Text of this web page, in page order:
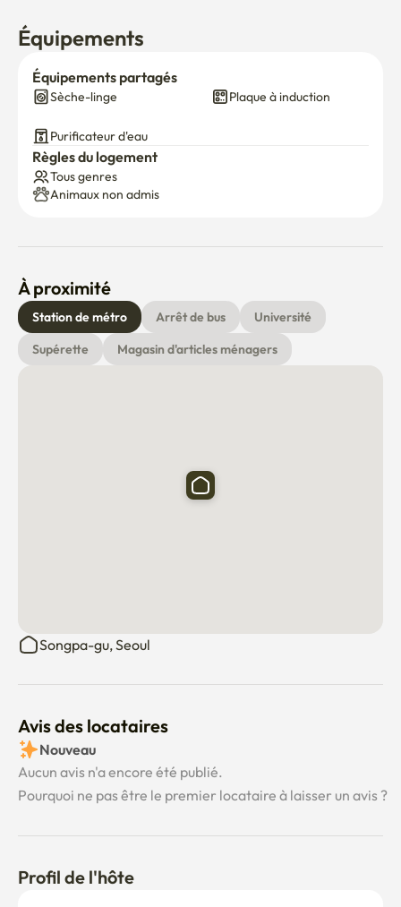
Équipements
Équipements partagés
Sèche-linge Plaque à induction
Purificateur d'eau
Règles du logement
Tous genres
Animaux non admis
À proximité
Station de métro Arrêt de bus
Université
Supérette
Magasin d'articles ménagers
Songpa-gu, Seoul
Avis des locataires
Nouveau
Aucun avis n'a encore été publié.
Pourquoi ne pas être le premier locataire à laisser un avis ?
Profil de l'hôte